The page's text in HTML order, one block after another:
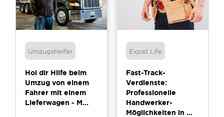
Umzugshelfer
Hol dir Hilfe beim
Umzug von einem
Fahrer mit einem
Lieferwagen - M...
Expat Life
Fast-Track-
Verdienste:
Professionelle
Handwerker-
Möglichkeiten in ...